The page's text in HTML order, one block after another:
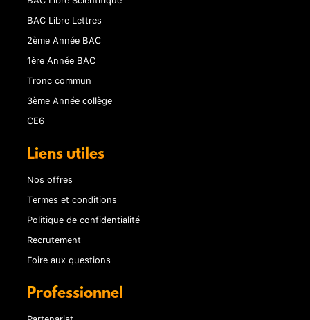
BAC Libre Lettres
2ème Année BAC
1ère Année BAC
Tronc commun
3ème Année collège
CE6
Liens utiles
Nos offres
Termes et conditions
Politique de confidentialité
Recrutement
Foire aux questions
Professionnel